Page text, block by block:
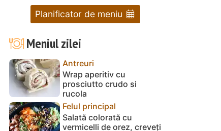
Planificator de meniu
Meniul zilei
Antreuri
Wrap aperitiv cu
prosciutto crudo si
rucola
Felul principal
Salată colorată cu
vermicelli de orez, creveți